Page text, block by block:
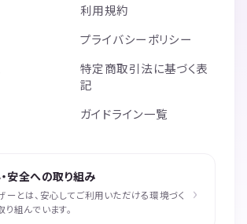
利用規約
プライバシーポリシー
特定商取引法に基づく表
記
ガイドライン一覧
安全への取り組み
ーとは、安心してご利用いただける環境づく
り組んでいます。
›